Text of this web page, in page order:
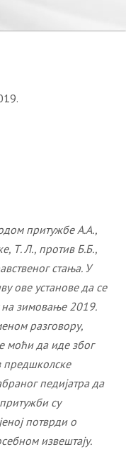
притужбеА.А.,
Т. Л., против Б.Б.,
стања. У
ове установе да се
на зимовање 2019.
разговору,
моћи да иде због
предшколске
педијатра да
су
потврди о
извештају.